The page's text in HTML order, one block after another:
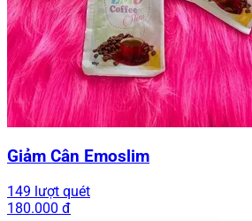
Giảm Cân Emoslim
149 lượt quét
180.000 đ